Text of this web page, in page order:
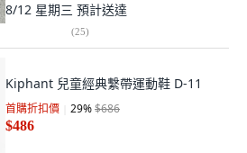
8/12 星期三 預計送達
(25)
Kiphant 兒童經典繫帶運動鞋 D-11
首購折扣價 29%$686
$486